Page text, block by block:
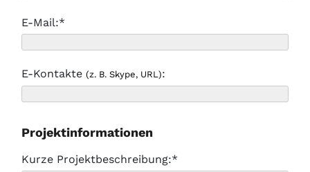
E-Mail:*
E-Kontakte (z. B. Skype, URL):
Projektinformationen
Kurze Projektbeschreibung:*